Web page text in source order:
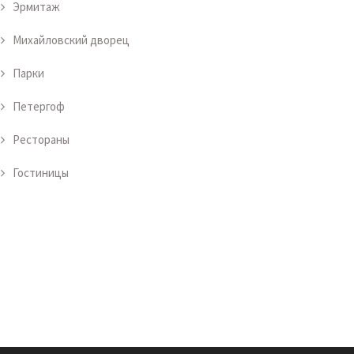
Эрмитаж
Михайловский дворец
Парки
Петергоф
Рестораны
Гостиницы